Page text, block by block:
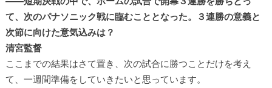
て、次のパナソニック戦に臨むこととなった。３連勝の意義と
次節に向けた意気込みは？
清宮監督
ここまでの結果はさて置き、次の試合に勝つことだけを考え
て、一週間準備をしていきたいと思っています。